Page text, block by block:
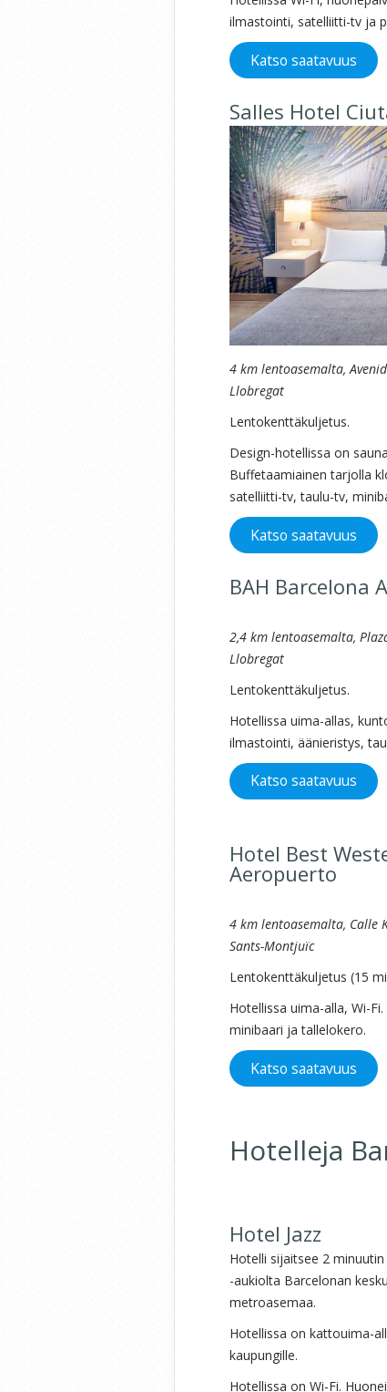
ilmastointi, satelliitti-tv ja
Katso saatavuus
Salles Hotel
4 km lentoasemalta,
Llobregat
Lentokenttäkuljetus.
Design-hotellissa on
Buffetaamiainen tarjolla
satelliitti-tv, taulu-tv,
Katso saatavuus
BAH Barcelona
2,4 km lentoasemalta,
Llobregat
Lentokenttäkuljetus.
Hotellissa uima-allas,
ilmastointi, äänieristys,
Katso saatavuus
Hotel Best
Aeropuerto
4 km lentoasemalta, Calle
Sants-Montjuïc
Lentokenttäkuljetus (15
Hotellissa uima-alla, Wi-
minibaari ja tallelokero.
Katso saatavuus
Hotelleja
Hotel Jazz
Hotelli sijaitsee 2
-aukiolta Barcelonan
metroasemaa.
Hotellissa on kattouima-
kaupungille.
Hotellissa on Wi-Fi.